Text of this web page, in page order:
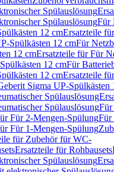
Spülauslösung
SpülauslösungFür
12 cmErsatzteile
Spülkästen 12 cmFür
12 cmErsatzteile für Für
12 cmFür
12 cmErsatzteile
Sigma UP-Spülkästen
Spülauslösung
SpülauslösungFür
Für 2-Mengen-SpülungFür
Für 1-Mengen-Spülung
für Zubehör für WC-
Ersatzteile für Rohbausets
Spülauslösung